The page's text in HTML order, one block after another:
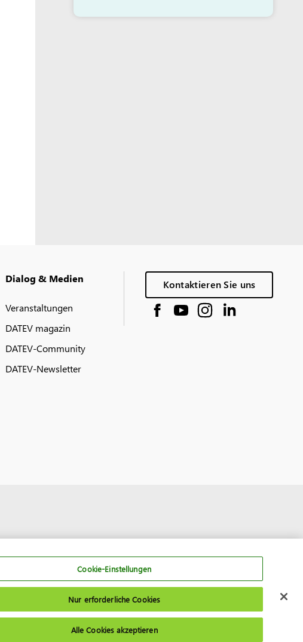
Dialog & Medien
Veranstaltungen
DATEV magazin
DATEV-Community
DATEV-Newsletter
Kontaktieren Sie uns
Cookie-Einstellungen
Nur erforderliche Cookies
Alle Cookies akzeptieren